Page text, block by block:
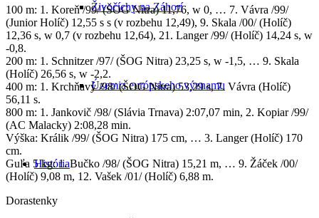
Živočíchy na Záhorí
Územia európskeho významu
História
100 m: 1. Koreň /99/ (ŠOG Nitra) 11,76, w 0, … 7. Vávra /99/
(Junior Holíč) 12,55 s s (v rozbehu 12,49), 9. Skala /00/ (Holíč)
12,36 s, w 0,7 (v rozbehu 12,64), 21. Langer /99/ (Holíč) 14,24 s, w
-0,8.
200 m: 1. Schnitzer /97/ (ŠOG Nitra) 23,25 s, w -1,5, … 9. Skala
(Holíč) 26,56 s, w -2,2.
400 m: 1. Krchňavý /98/ (ŠOG Nitra) 53,29 s, 7. Vávra (Holíč)
56,11 s.
800 m: 1. Jankovič /98/ (Slávia Trnava) 2:07,07 min, 2. Kopiar /99/
(AC Malacky) 2:08,28 min.
Výška: Králik /99/ (ŠOG Nitra) 175 cm, … 3. Langer (Holíč) 170
cm.
Guľa 5 kg: 1. Bučko /98/ (ŠOG Nitra) 15,21 m, … 9. Žáček /00/
(Holíč) 9,08 m, 12. Vašek /01/ (Holíč) 6,88 m.
Dorastenky